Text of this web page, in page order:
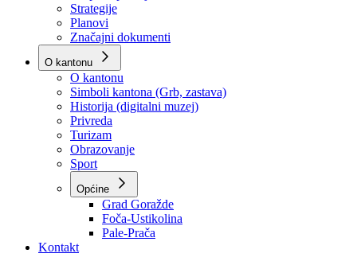
Poslovnik
Program rada Vlade
Ekspoze premijera
Strategije
Planovi
Značajni dokumenti
O kantonu
O kantonu
Simboli kantona (Grb, zastava)
Historija (digitalni muzej)
Privreda
Turizam
Obrazovanje
Sport
Općine